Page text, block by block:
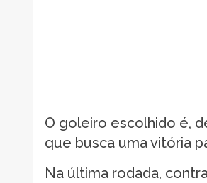
O goleiro escolhido é,
que busca uma vitória
Na última rodada,